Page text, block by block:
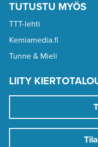
TUTUSTU MYÖS
TTT-lehti
Kemiamedia.fi
Tunne & Mieli
LIITY